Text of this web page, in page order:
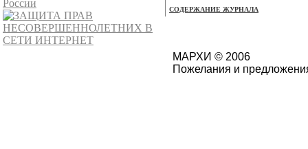
СОДЕРЖАНИЕ ЖУРНАЛА
МАРХИ © 2006
Пожелания и